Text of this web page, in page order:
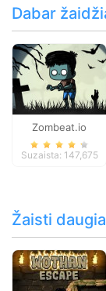
Dabar
Zombeat.io
Suzaista: 147,675
Žaisti